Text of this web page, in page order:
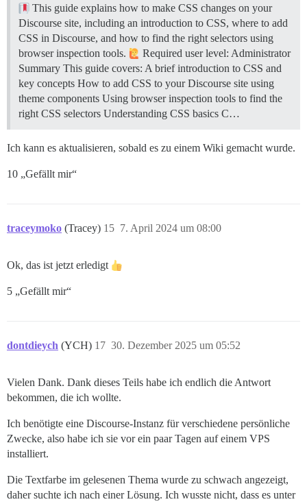
This guide explains how to make CSS changes on your
Discourse site, including an introduction to CSS, where to add
CSS in Discourse, and how to find the right selectors using
browser inspection tools.
Required user level: Administrator
Summary This guide covers: A brief introduction to CSS and
key concepts How to add CSS to your Discourse site using
theme components Using browser inspection tools to find the
right CSS selectors Understanding CSS basics C…
Ich kann es aktualisieren, sobald es zu einem Wiki gemacht wurde.
10 „Gefällt mir“
traceymoko (Tracey) 7. April 2024 um 08:00
15
Ok, das ist jetzt erledigt
5 „Gefällt mir“
dontdieych (YCH) 30. Dezember 2025 um 05:52
17
Vielen Dank. Dank dieses Teils habe ich endlich die Antwort
bekommen, die ich wollte.
Ich benötigte eine Discourse-Instanz für verschiedene persönliche
Zwecke, also habe ich sie vor ein paar Tagen auf einem VPS
installiert.
Die Textfarbe im gelesenen Thema wurde zu schwach angezeigt,
daher suchte ich nach einer Lösung. Ich wusste nicht, dass es unter